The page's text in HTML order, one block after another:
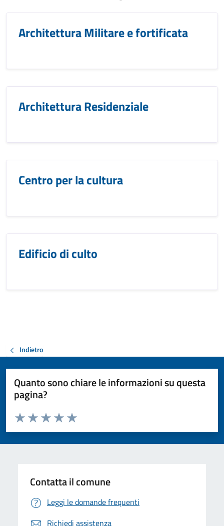
Architettura Militare e fortificata
Architettura Residenziale
Centro per la cultura
Edificio di culto
Indietro
Quanto sono chiare le informazioni su questa
pagina?
Valuta da 1 a 5 stelle la pagina
Valuta 5 stelle su 5
Valuta 4 stelle su 5
Valuta 3 stelle su 5
Valuta 2 stelle su 5
Valuta 1 stelle su 5
Contatta il comune
Leggi le domande frequenti
Richiedi assistenza